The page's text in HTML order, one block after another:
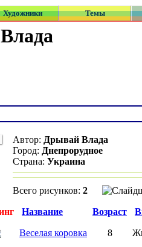
Художники Темы
Автор: Дрывай Влада
Город: Днепрорудное
Страна: Украина
Всего рисунков: 2
Название Возраст
Веселая коровка 8